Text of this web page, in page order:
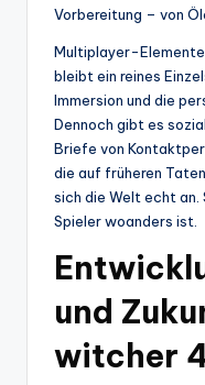
Vorbereitung – von
Multiplayer-
bleibt ein reines
Immersion und die
Dennoch gibt es
Briefe von
die auf früheren
sich die Welt echt
Spieler woanders ist.
und
witcher